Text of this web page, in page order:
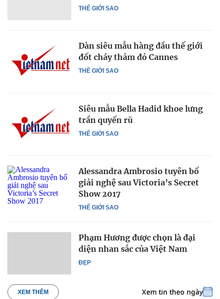
THẾ GIỚI SAO
THẾ GIỚI SAO
Dàn siêu mẫu hàng đầu thế giới
đốt cháy thảm đỏ Cannes
THẾ GIỚI SAO
Siêu mẫu Bella Hadid khoe lưng
trần quyến rũ
THẾ GIỚI SAO
Alessandra Ambrosio tuyên bố
giải nghệ sau Victoria’s Secret
Show 2017
ĐẸP
Phạm Hương được chọn là đại
diện nhan sắc của Việt Nam
XEM THÊM Xem tin theo ngày